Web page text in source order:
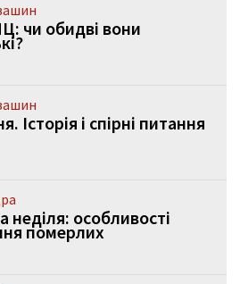
чи обидві вони
Історія і спірні питання
неділя: особливості
померлих